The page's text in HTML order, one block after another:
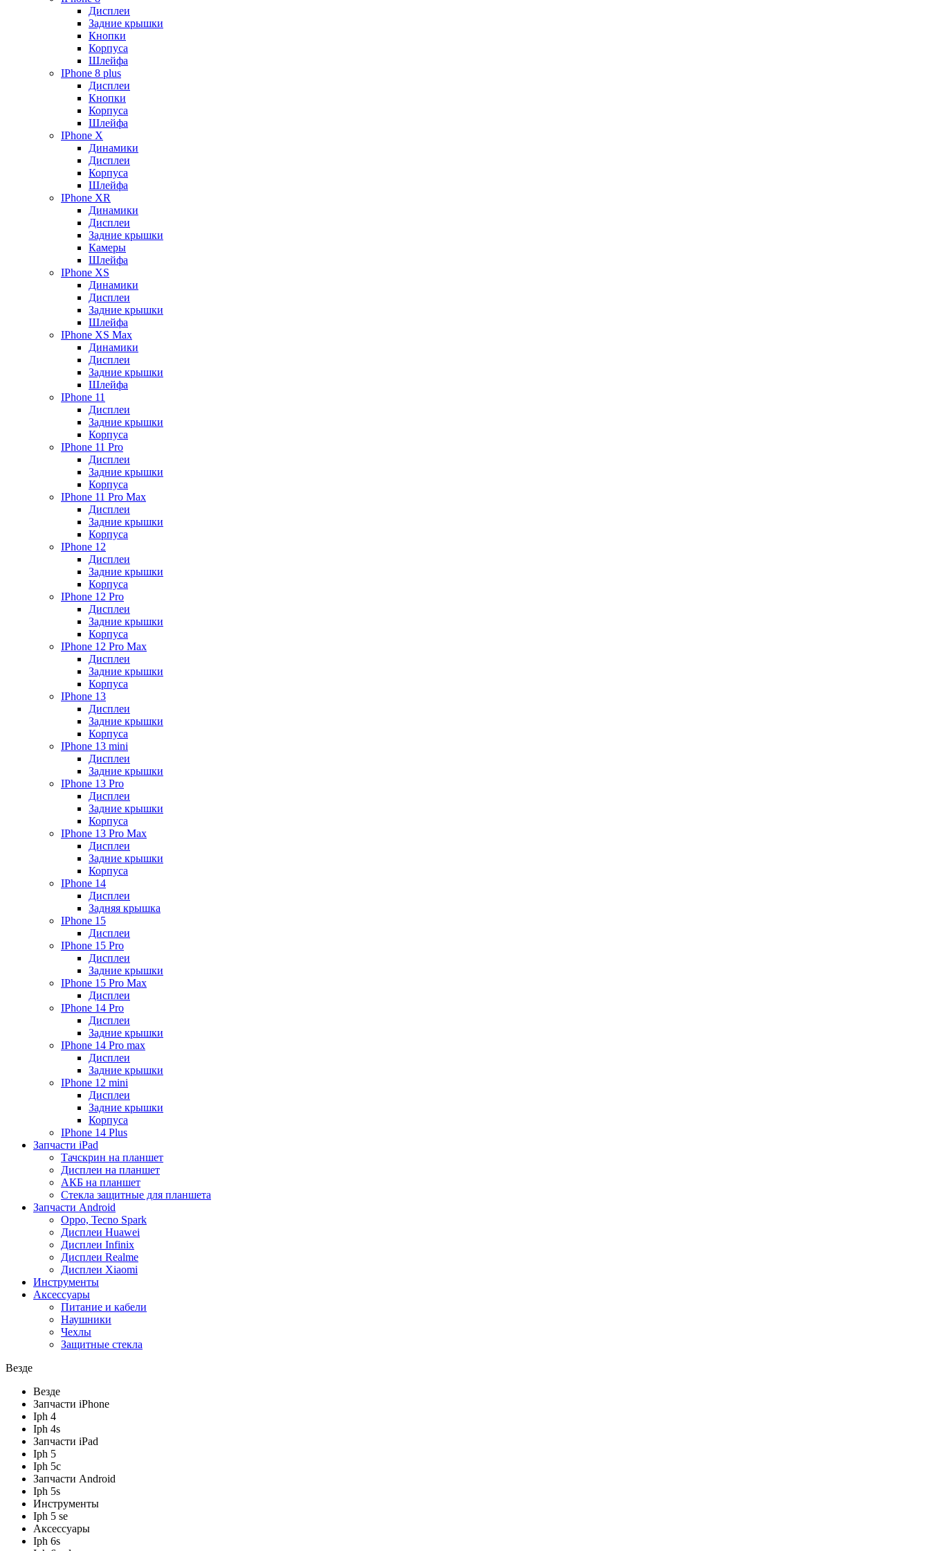
Дисплеи
Задние крышки
Кнопки
Корпуса
Шлейфа
IPhone 8 plus
Дисплеи
Кнопки
Корпуса
Шлейфа
IPhone X
Динамики
Дисплеи
Корпуса
Шлейфа
IPhone XR
Динамики
Дисплеи
Задние крышки
Камеры
Шлейфа
IPhone XS
Динамики
Дисплеи
Задние крышки
Шлейфа
IPhone XS Max
Динамики
Дисплеи
Задние крышки
Шлейфа
IPhone 11
Дисплеи
Задние крышки
Корпуса
IPhone 11 Pro
Дисплеи
Задние крышки
Корпуса
IPhone 11 Pro Max
Дисплеи
Задние крышки
Корпуса
IPhone 12
Дисплеи
Задние крышки
Корпуса
IPhone 12 Pro
Дисплеи
Задние крышки
Корпуса
IPhone 12 Pro Max
Дисплеи
Задние крышки
Корпуса
IPhone 13
Дисплеи
Задние крышки
Корпуса
IPhone 13 mini
Дисплеи
Задние крышки
IPhone 13 Pro
Дисплеи
Задние крышки
Корпуса
IPhone 13 Pro Max
Дисплеи
Задние крышки
Корпуса
IPhone 14
Дисплеи
Задняя крышка
IPhone 15
Дисплеи
IPhone 15 Pro
Дисплеи
Задние крышки
IPhone 15 Pro Max
Дисплеи
IPhone 14 Pro
Дисплеи
Задние крышки
IPhone 14 Pro max
Дисплеи
Задние крышки
IPhone 12 mini
Дисплеи
Задние крышки
Корпуса
IPhone 14 Plus
Запчасти iPad
Тачскрин на планшет
Дисплеи на планшет
АКБ на планшет
Стекла защитные для планшета
Запчасти Android
Oppo, Tecno Spark
Дисплеи Huawei
Дисплеи Infinix
Дисплеи Realme
Дисплеи Xiaomi
Инструменты
Аксессуары
Питание и кабели
Наушники
Чехлы
Защитные стекла
Везде
Везде
Запчасти iPhone
Iph 4
Iph 4s
Запчасти iPad
Iph 5
Iph 5c
Запчасти Android
Iph 5s
Инструменты
Iph 5 se
Аксессуары
Iph 6s